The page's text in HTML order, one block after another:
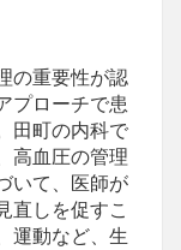
の重要性が認
プローチで患
田町の内科で
高血圧の管理
いて、医師が
直しを促すこ
運動など、生